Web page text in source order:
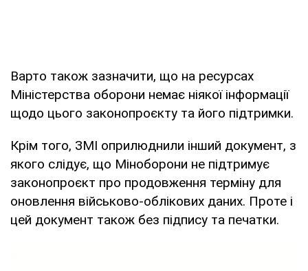
Варто також зазначити, що на ресурсах
Міністерства оборони немає ніякої інформації
щодо цього законопроєкту та його підтримки.
Крім того, ЗМІ оприлюднили інший документ, з
якого слідує, що Міноборони не підтримує
законопроєкт про продовження терміну для
оновлення військово-облікових даних. Проте і
цей документ також без підпису та печатки.